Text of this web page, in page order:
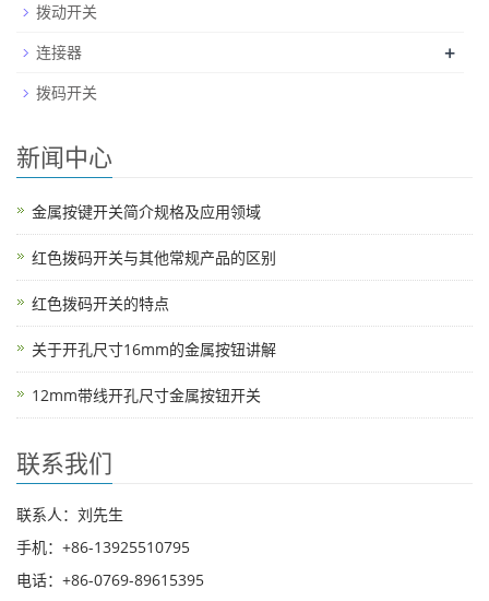
拨动开关
连接器
+
拨码开关
新闻中心
金属按键开关简介规格及应用领域
红色拨码开关与其他常规产品的区别
红色拨码开关的特点
关于开孔尺寸16mm的金属按钮讲解
12mm带线开孔尺寸金属按钮开关
联系我们
联系人：刘先生
手机：+86-13925510795
电话：+86-0769-89615395